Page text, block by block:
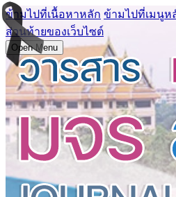
ข้ามไปที่เนื้อหาหลัก ข้ามไปที่เมนูห
ส่วนท้ายของเว็บไซต์
Open Menu